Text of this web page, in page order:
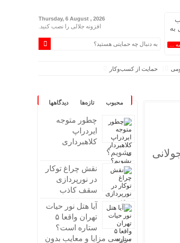
به
...
Thursday, 6 August , 2026
افزونه جلالی را نصب کنید.
حمایت از کسب‌وکار
محبوب تازه‌ها دیدگاهها
چطور متوجه
ایردراپ
کلاهبرداری
بشویم؟
نقش چراغ توکار
در نورپردازی
سقف کاذب
آیا هتل نور حیات
تهران واقعا ۵
ستاره است؟
بررسی مزایا و معایب بدون